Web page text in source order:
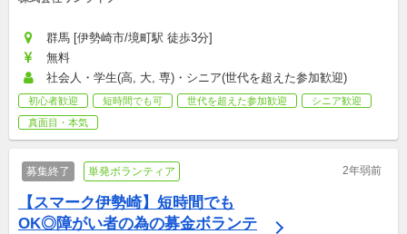
群馬 [伊勢崎市/境町駅 徒歩3分]
無料
社会人・学生(高, 大, 専)・シニア(世代を超えた参加歓迎)
初心者歓迎 短時間でも可 世代を超えた参加歓迎
シニア歓迎
真面目・本気
募集終了 単発ボランティア 2年弱前
【スマーク伊勢崎】短時間でも
OK◎障がい者の為の募金ボランテ